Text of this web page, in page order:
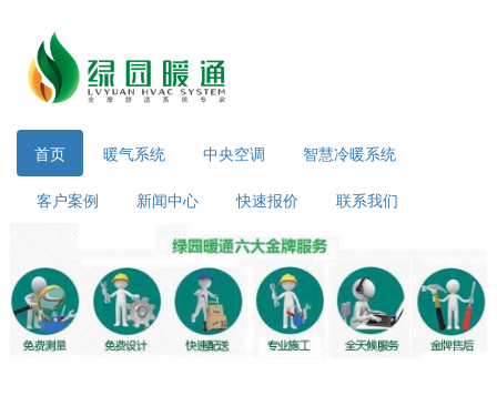
首页 暖气系统 中央空调 智慧冷暖系统
客户案例 新闻中心 快速报价 联系我们